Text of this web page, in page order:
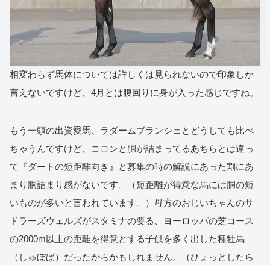
相変わらず馬体については詳しくは見られないので印象しか
言えないですけど、4月とは腹回りに身が入った感じですね。
もう一頭の出資愛馬、ラダームブランシェとどうしても比べ
ちゃうんですけど、コロンと胴が詰まってるあちらとは違っ
て『ダートの短距離向き』と募集の時の解説にあった割にあ
まり胴詰まり感がないです。（短距離が得意な馬には胴の短
いものが多いと言われています。）母方のおじいちゃんのサ
ドラーズウェルズがスタミナの要る、ヨーロッパの芝コース
の2000m以上の距離を得意とする子供を多く出した種牡馬
（しゅぼば）だったからかもしれません。（ひょっとしたら